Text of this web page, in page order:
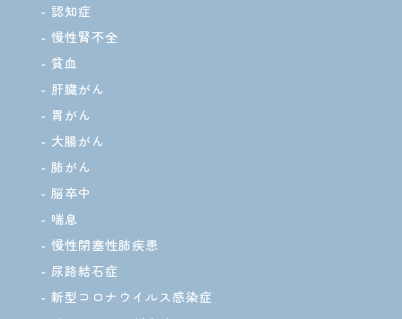
認知症
慢性腎不全
貧血
肝臓がん
胃がん
大腸がん
肺がん
脳卒中
喘息
慢性閉塞性肺疾患
尿路結石症
新型コロナウイルス感染症